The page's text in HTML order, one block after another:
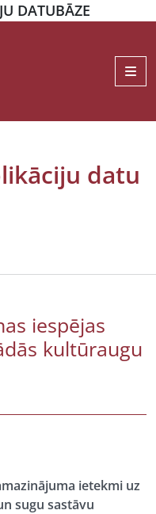
DATUBĀZE
datu
iespējas
kultūraugu
ietekmi uz
sugu sastāvu